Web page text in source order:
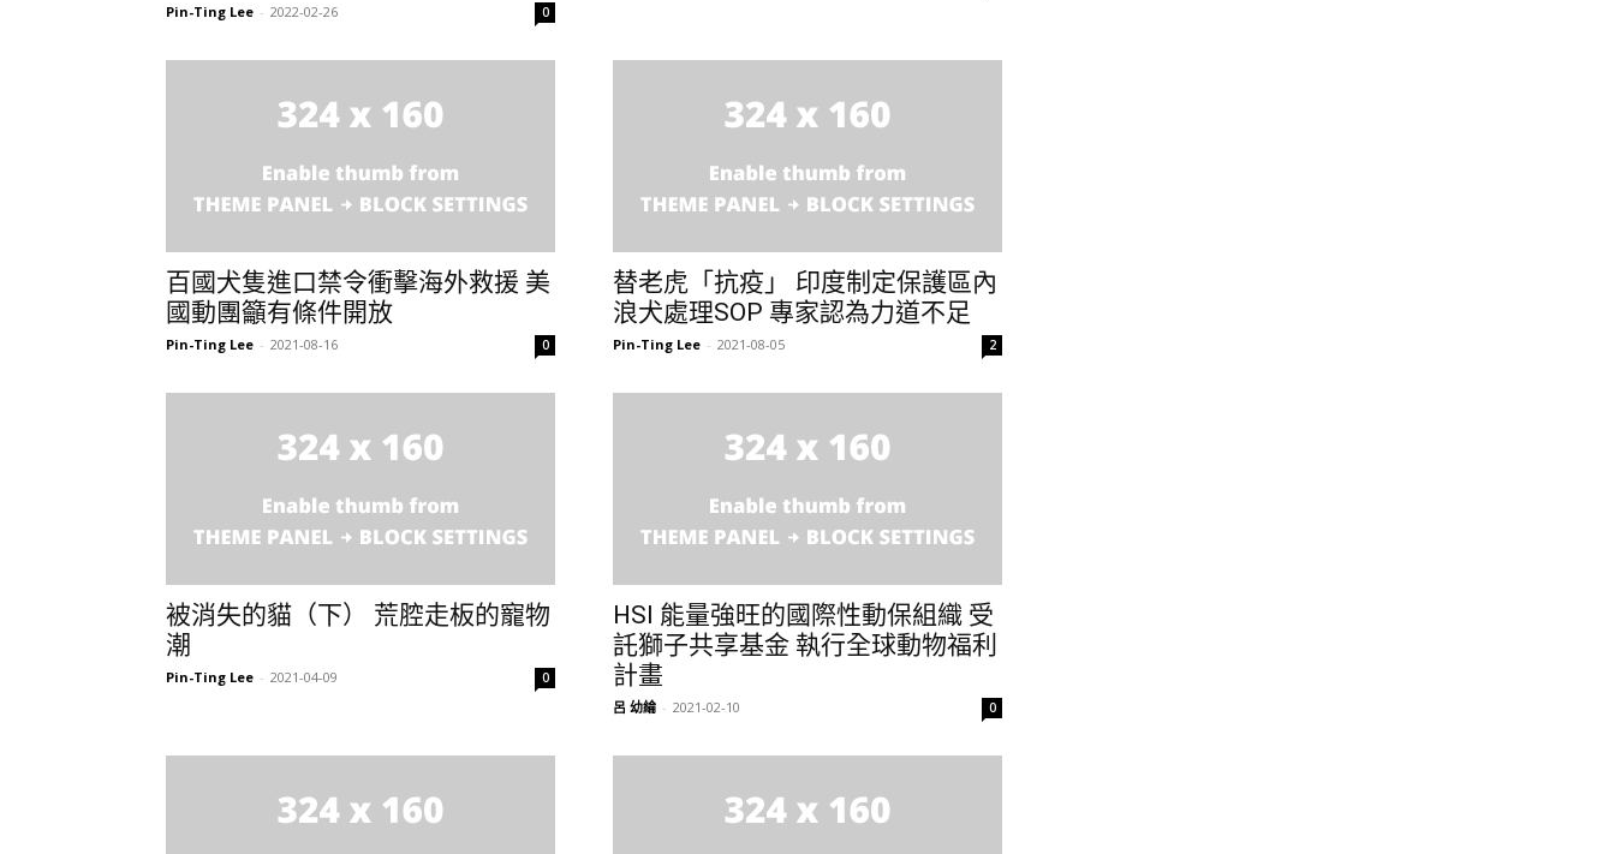
Pin-Ting Lee - 2022-02-26 0
百國犬隻進口禁令衝擊海外救援 美
國動團籲有條件開放
Pin-Ting Lee - 2021-08-16 0
替老虎「抗疫」 印度制定保護區內
浪犬處理SOP 專家認為力道不足
Pin-Ting Lee - 2021-08-05 2
被消失的貓（下） 荒腔走板的寵物
潮
Pin-Ting Lee - 2021-04-09 0
HSI 能量強旺的國際性動保組織 受
託獅子共享基金 執行全球動物福利
計畫
呂 幼綸 - 2021-02-10 0